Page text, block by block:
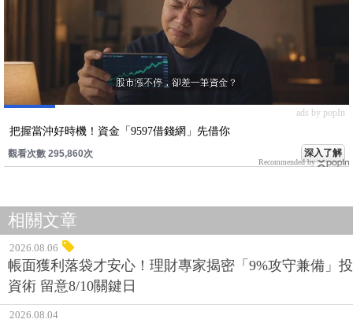
ads by popIn
把握當沖好時機！資金「9597借錢網」先借你
觀看次數 295,860次 深入了解
Recommended by
相關文章
2026.08.06
帳面獲利落袋才安心！理財專家揭密「9%攻守兼備」投
資術 留意8/10關鍵日
2026.08.04